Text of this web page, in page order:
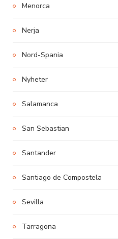
Menorca
Nerja
Nord-Spania
Nyheter
Salamanca
San Sebastian
Santander
Santiago de Compostela
Sevilla
Tarragona